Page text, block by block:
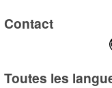
Contact
Toutes les